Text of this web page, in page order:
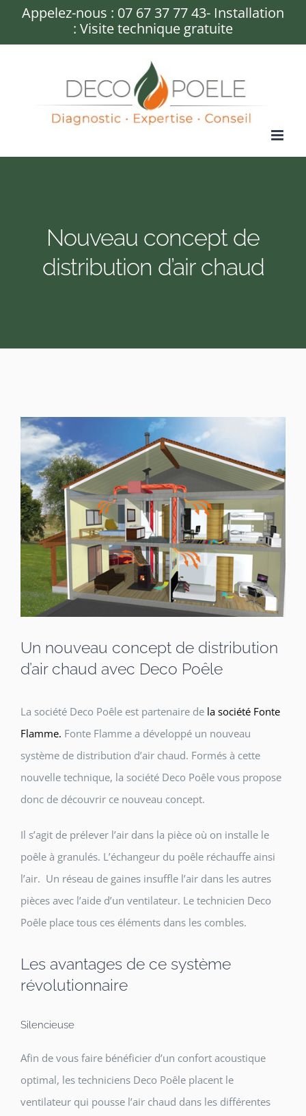
PasserAppelez-nous : 07 67 37 77 43- Installation
: Visite technique gratuite
Nouveau concept de
distribution d’air chaud
Un nouveau concept de distribution
d’air chaud avec Deco Poêle
La société Deco Poêle est partenaire de la société Fonte
Flamme. Fonte Flamme a développé un nouveau
système de distribution d’air chaud. Formés à cette
nouvelle technique, la société Deco Poêle vous propose
donc de découvrir ce nouveau concept.
Il s’agit de prélever l’air dans la pièce où on installe le
poêle à granulés. L’échangeur du poêle réchauffe ainsi
l’air. Un réseau de gaines insuffle l’air dans les autres
pièces avec l’aide d’un ventilateur. Le technicien Deco
Poêle place tous ces éléments dans les combles.
Les avantages de ce système
révolutionnaire
Silencieuse
Afin de vous faire bénéficier d’un confort acoustique
optimal, les techniciens Deco Poêle placent le
ventilateur qui pousse l’air chaud dans les différentes